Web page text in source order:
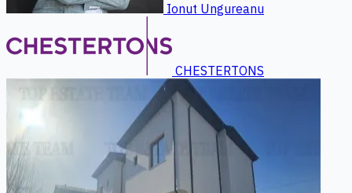
Ionut Ungureanu
CHESTERTONS